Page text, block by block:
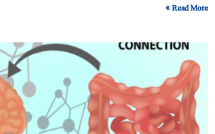
Read More »